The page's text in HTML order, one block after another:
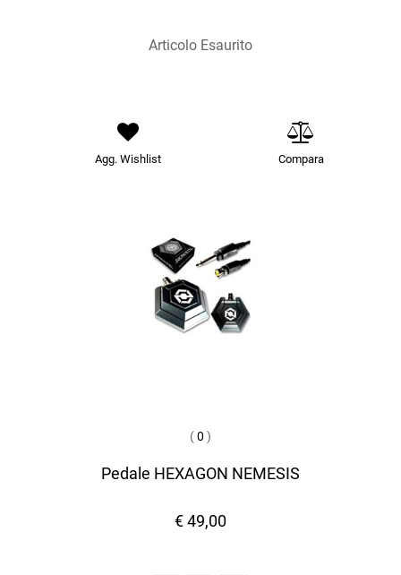
Articolo Esaurito
Agg. Wishlist Compara
(0 )
Pedale HEXAGON NEMESIS
€ 49,00